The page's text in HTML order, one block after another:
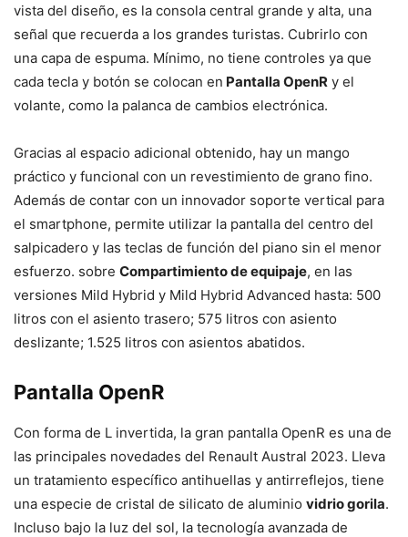
vista del diseño, es la consola central grande y alta, una
señal que recuerda a los grandes turistas. Cubrirlo con
una capa de espuma. Mínimo, no tiene controles ya que
cada tecla y botón se colocan en Pantalla OpenR y el
volante, como la palanca de cambios electrónica.
Gracias al espacio adicional obtenido, hay un mango
práctico y funcional con un revestimiento de grano fino.
Además de contar con un innovador soporte vertical para
el smartphone, permite utilizar la pantalla del centro del
salpicadero y las teclas de función del piano sin el menor
esfuerzo. sobre Compartimiento de equipaje, en las
versiones Mild Hybrid y Mild Hybrid Advanced hasta: 500
litros con el asiento trasero; 575 litros con asiento
deslizante; 1.525 litros con asientos abatidos.
Pantalla OpenR
Con forma de L invertida, la gran pantalla OpenR es una de
las principales novedades del Renault Austral 2023. Lleva
un tratamiento específico antihuellas y antirreflejos, tiene
una especie de cristal de silicato de aluminio vidrio gorila.
Incluso bajo la luz del sol, la tecnología avanzada de